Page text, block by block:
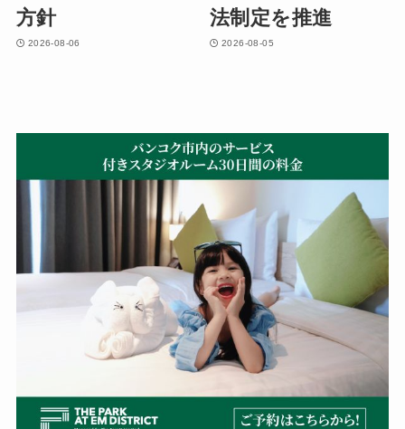
方針
2026-08-06
法制定を推進
2026-08-05